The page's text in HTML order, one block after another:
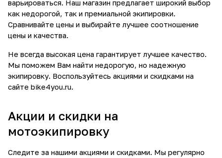
варьироваться. Наш магазин предлагает широкий выбор
как недорогой, так и премиальной экипировки.
Сравнивайте цены и выбирайте лучшее соотношение
цены и качества.
Не всегда высокая цена гарантирует лучшее качество.
Мы поможем Вам найти недорогую, но надежную
экипировку. Воспользуйтесь акциями и скидками на
сайте bike4you.ru.
Акции и скидки на
мотоэкипировку
Следите за нашими акциями и скидками. Мы регулярно